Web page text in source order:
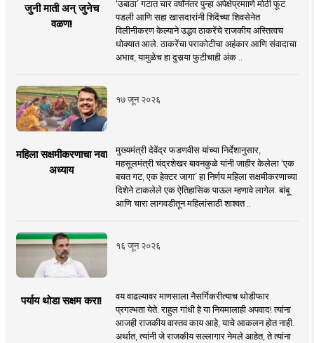
जुनी माती अन् जुनेच
वळण!
‘उबाठा’ गटात चार वर्षांनंतर पुन्हा अपेक्षेप्रमााणे मोठी फूट
पडली आणि सहा खासदारांनी शिंदेंच्या शिवसेनेत
विलीनीकरण केल्याने उद्धव ठाकरेंचे राजकीय अस्तित्वच
धोक्यात आले. ठाकरेंचा पराकोटीचा अहंकार आणि संवादाचा
अभाव, यामुळेच हा दुसर्‍या फुटीचाही अंक ..
१७ जून २०२६
महिला सक्षमीकरणाचा नवा
अध्याय
मुख्यमंत्री देवेंद्र फडणवीस यांच्या निर्देशानुसार,
महसूलमंत्री चंद्रशेखर बावनकुळे यांनी जाहीर केलेला ‘एक
बचत गट, एक हेक्टर जागा’ हा निर्णय महिला सक्षमीकरणाच्या
दिशेने टाकलेले एक ऐतिहासिक पाऊल म्हणावे लागेल. बांबू
आणि चारा लागवडीतून महिलांसाठी शाश्वत ..
१६ जून २०२६
पर्याय थोडा सक्षम करा!
वय वाढल्यावर माणसाला नैसर्गिकरीत्याच थोडीफार
प्रगल्भता येते. राहुल गांधी हे या नियमालाही अपवाद! त्यांना
आजही राजकीय वास्तव काय आहे, याचे आकलन होत नाही.
अर्थात, त्यांनी जे राजकीय सल्लागार नेमले आहेत, ते त्यांना